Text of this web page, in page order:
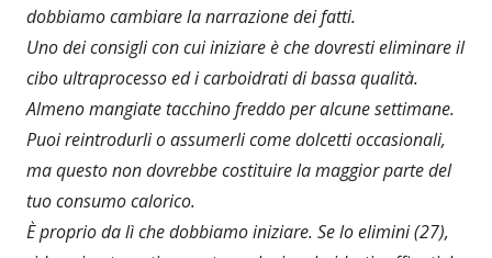
dobbiamo cambiare la narrazione dei fatti.
Uno dei consigli con cui iniziare è che dovresti eliminare il
cibo ultraprocesso ed i carboidrati di bassa qualità.
Almeno mangiate tacchino freddo per alcune settimane.
Puoi reintrodurli o assumerli come dolcetti occasionali,
ma questo non dovrebbe costituire la maggior parte del
tuo consumo calorico.
È proprio da lì che dobbiamo iniziare. Se lo elimini (27),